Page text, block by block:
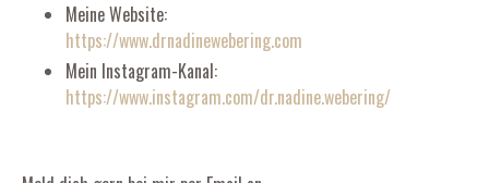
Meine Website:
https://www.drnadinewebering.com
Mein Instagram-Kanal:
https://www.instagram.com/dr.nadine.webering/